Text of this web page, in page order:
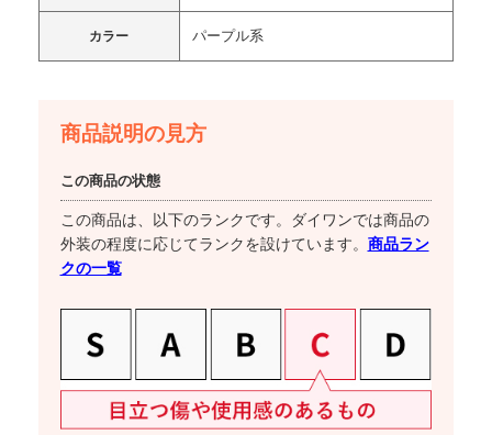
カラー パープル系
商品説明の見方
この商品の状態
この商品は、以下のランクです。ダイワンでは商品の
外装の程度に応じてランクを設けています。 商品ラン
クの一覧